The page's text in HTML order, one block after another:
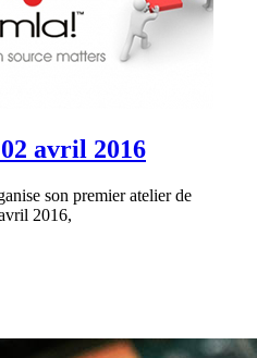
avril 2016
son premier atelier de
2016,